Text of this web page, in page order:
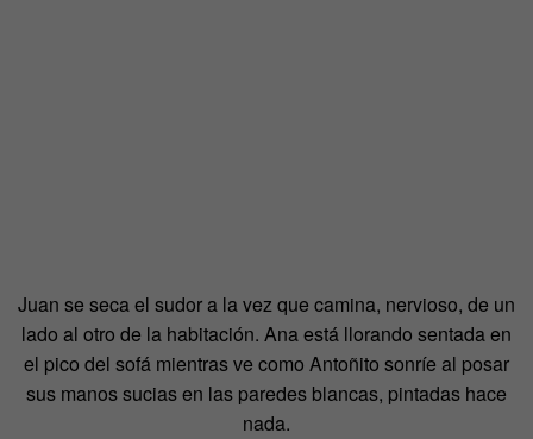
Juan se seca el sudor a la vez que camina, nervioso, de un
lado al otro de la habitación. Ana está llorando sentada en
el pico del sofá mientras ve como Antoñito sonríe al posar
sus manos sucias en las paredes blancas, pintadas hace
nada.